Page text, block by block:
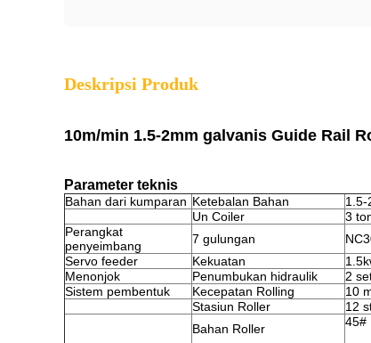
Deskripsi Produk
10m/min 1.5-2mm galvanis Guide Rail
Parameter teknis
Bahan dari kumparan Ketebalan Bahan
1.5-
Un Coiler
3
Perangkat
penyeimbang
7 gulungan
Servo feeder
Kekuatan
Menonjok
Penumbukan hidraulik
2
Sistem pembentuk
Kecepatan Rolling
10
Stasiun Roller
12
Bahan Roller
45#